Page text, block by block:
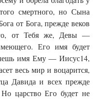
смертного, но Сына
от Бога, прежде веков
от Тебя же, Девы —
Его имя будет
имя Ему — Иисус14,
весь мир и воцарится,
Давида и всех прежде
царство Его будет не